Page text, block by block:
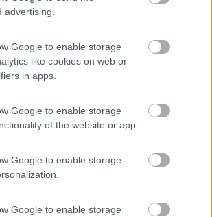
advertising.
Google to enable storage
like cookies on web or
in apps.
Google to enable storage
of the website or app.
Google to enable storage
Google to enable storage
Camping International Touring
Campeggio
Area Camper Revettaz - Cogne
Cogne(AO)